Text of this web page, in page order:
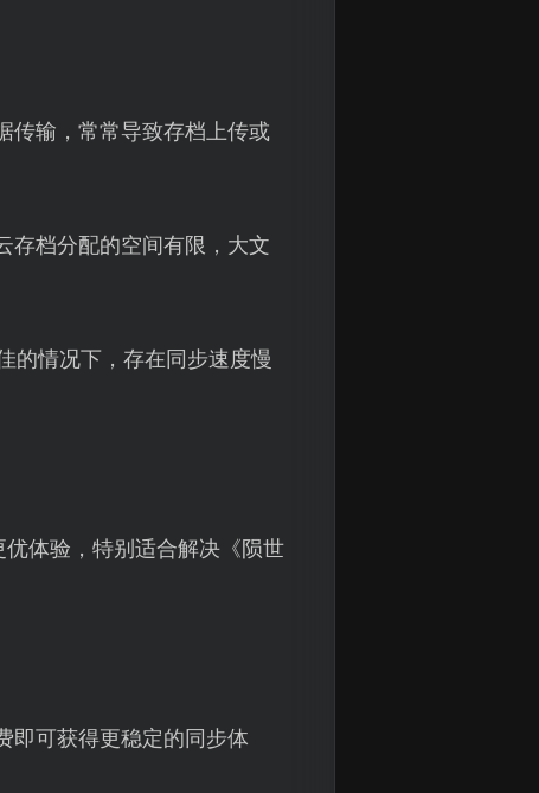
传输，常常导致存档上传或
存档分配的空间有限，大文
的情况下，存在同步速度慢
体验，特别适合解决《陨世
即可获得更稳定的同步体